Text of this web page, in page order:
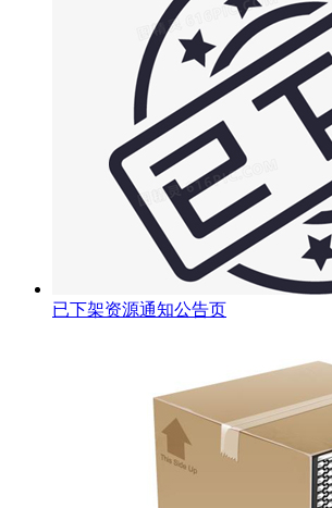
已下架资源通知公告页